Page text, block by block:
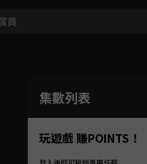
集數列表
玩遊戲 賺POINTS！